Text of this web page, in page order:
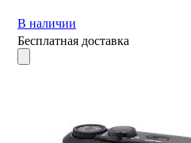
В наличии
Бесплатная доставка